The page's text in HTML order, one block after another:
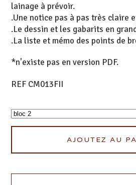
lainage à prévoir.
.Une notice pas à pas très claire
.Le dessin et les gabarits en
.La liste et mémo des points de
*n'existe pas en version PDF.
REF CM013FII
AJOUTEZ AU